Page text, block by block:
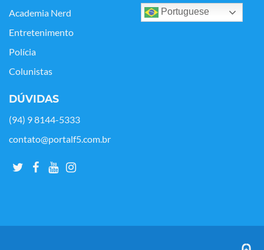
Academia Nerd
Entretenimento
Polícia
Colunistas
Portuguese
DÚVIDAS
(94) 9 8144-5333
contato@portalf5.com.br